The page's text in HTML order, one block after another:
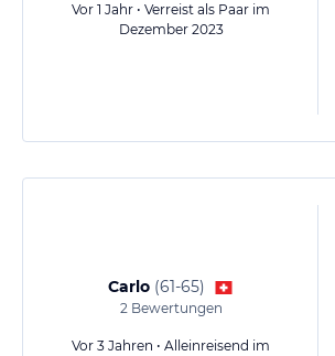
Vor 1 Jahr • Verreist als Paar im
Dezember 2023
Carlo (61-65)
2Bewertungen
Vor 3 Jahren • Alleinreisend im